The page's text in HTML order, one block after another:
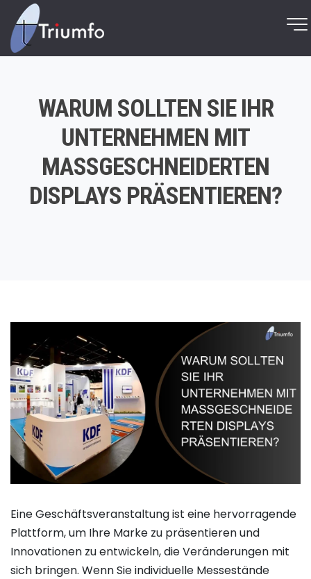
WARUM SOLLTEN SIE IHR
UNTERNEHMEN MIT
MASSGESCHNEIDERTEN D
ISPLAYS PRÄSENTIEREN?
Eine Geschäftsveranstaltung ist eine hervorragende
Plattform, um Ihre Marke zu präsentieren und
Innovationen zu entwickeln, die Veränderungen mit
sich bringen. Wenn Sie individuelle Messestände